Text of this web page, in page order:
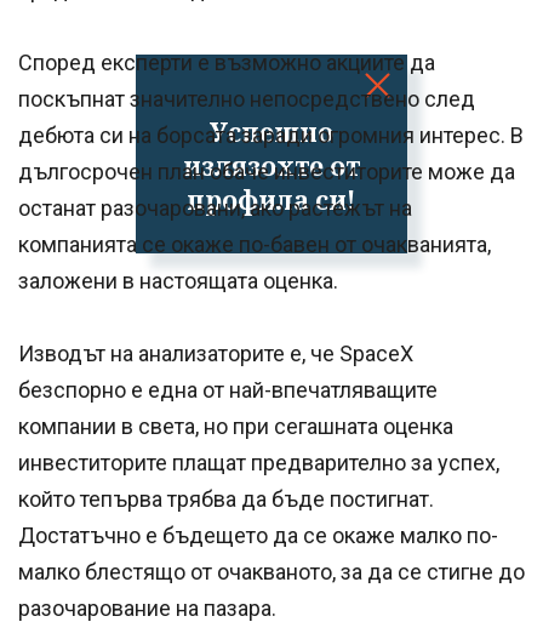
Успешно
излязохте от
профила си!
Според експерти е възможно акциите да
поскъпнат значително непосредствено след
дебюта си на борсата заради огромния интерес. В
дългосрочен план обаче инвеститорите може да
останат разочаровани, ако растежът на
компанията се окаже по-бавен от очакванията,
заложени в настоящата оценка.
Изводът на анализаторите е, че SpaceX
безспорно е една от най-впечатляващите
компании в света, но при сегашната оценка
инвеститорите плащат предварително за успех,
който тепърва трябва да бъде постигнат.
Достатъчно е бъдещето да се окаже малко по-
малко блестящо от очакваното, за да се стигне до
разочарование на пазара.